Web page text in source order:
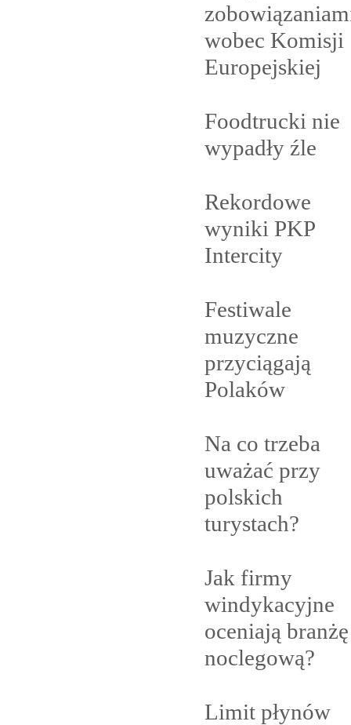
wobec Komisji
Europejskiej
Foodtrucki nie
wypadły źle
Rekordowe
wyniki PKP
Intercity
Festiwale
muzyczne
przyciągają
Polaków
Na co trzeba
uważać przy
polskich
turystach?
Jak firmy
windykacyjne
oceniają branżę
noclegową?
Limit płynów